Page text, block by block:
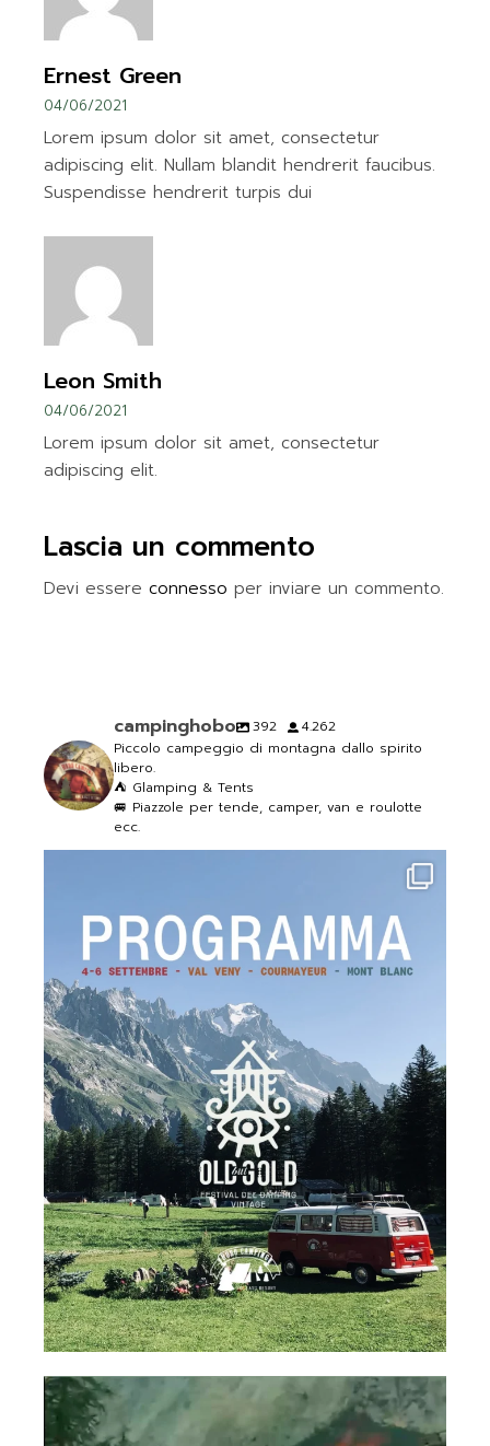
Ernest Green
04/06/2021
Lorem ipsum dolor sit amet, consectetur
adipiscing elit. Nullam blandit hendrerit faucibus.
Suspendisse hendrerit turpis dui
Leon Smith
04/06/2021
Lorem ipsum dolor sit amet, consectetur
adipiscing elit.
Lascia un commento
Devi essereconnesso per inviare un commento.
campinghobo 392
4.262
Piccolo campeggio di montagna dallo spirito
libero.
⛺️ Glamping & Tents
🚐 Piazzole per tende, camper, van e roulotte
ecc.
campinghobo
Lug 28